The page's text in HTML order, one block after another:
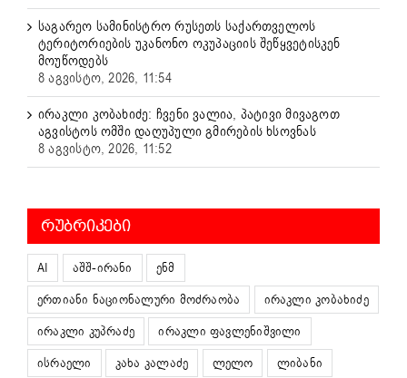
საგარეო სამინისტრო რუსეთს საქართველოს
ტერიტორიების უკანონო ოკუპაციის შეწყვეტისკენ
მოუწოდებს
8 აგვისტო, 2026, 11:54
ირაკლი კობახიძე: ჩვენი ვალია, პატივი მივაგოთ
აგვისტოს ომში დაღუპული გმირების ხსოვნას
8 აგვისტო, 2026, 11:52
ᲠᲣᲑᲠᲘᲙᲔᲑᲘ
AI აშშ-ირანი
ენმ
ერთიანი ნაციონალური მოძრაობა
ირაკლი კობახიძე
ირაკლი კუპრაძე
ირაკლი ფავლენიშვილი
ისრაელი
კახა კალაძე ლელო
ლიბანი